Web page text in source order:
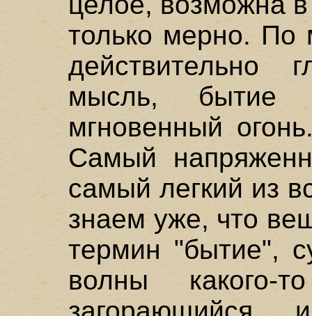
только мерно. По
действительно
мысль, бытие
мгновенный
Самый
самый легкий из
знаем уже, что
термин "бытие",
волны